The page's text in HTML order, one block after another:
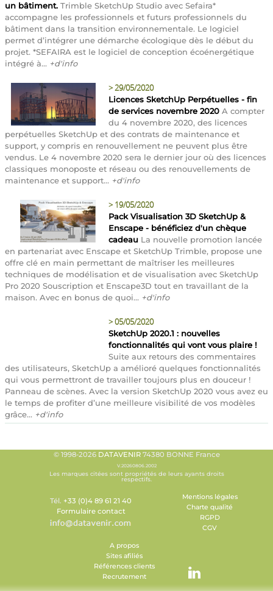
un bâtiment. Trimble SketchUp Studio avec Sefaira*
accompagne les professionnels et futurs professionnels du
bâtiment dans la transition environnementale. Le logiciel
permet d’intégrer une démarche écologique dès le début du
projet. *SEFAIRA est le logiciel de conception écoénergétique
intégré à... +d'info
>29/05/2020
Licences SketchUp Perpétuelles - fin
de services novembre 2020 A compter
du 4 novembre 2020, des licences
perpétuelles SketchUp et des contrats de maintenance et
support, y compris en renouvellement ne peuvent plus être
vendus. Le 4 novembre 2020 sera le dernier jour où des licences
classiques monoposte et réseau ou des renouvellements de
maintenance et support... +d'info
> 19/05/2020
Pack Visualisation 3D SketchUp &
Enscape - bénéficiez d'un chèque
cadeau La nouvelle promotion lancée
en partenariat avec Enscape et SketchUp Trimble, propose une
offre clé en main permettant de maîtriser les meilleures
techniques de modélisation et de visualisation avec SketchUp
Pro 2020 Souscription et Enscape3D tout en travaillant de la
maison. Avec en bonus de quoi... +d'info
>05/05/2020
SketchUp 2020.1 : nouvelles
fonctionnalités qui vont vous plaire !
Suite aux retours des commentaires
des utilisateurs, SketchUp a amélioré quelques fonctionnalités
qui vous permettront de travailler toujours plus en douceur !
Panneau de scènes. Avec la version SketchUp 2020 vous avez eu
le temps de profiter d’une meilleure visibilité de vos modèles
grâce... +d'info
© 1998-2026 DATAVENIR74380 BONNE France
V.20260806.2002
Les marques citées sont propriétés de leurs ayants droits
respectifs.
Tél. +33 (0)4 89 61 21 40
Formulaire contact
Mentions légales
Charte qualité
RGPD
CGV
A propos
Sites afiliés
Références clients
Recrutement